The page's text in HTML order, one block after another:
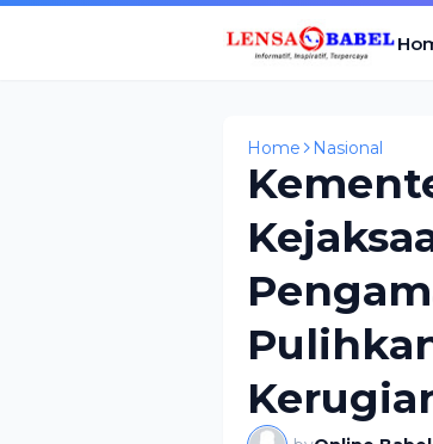
Home Nasional